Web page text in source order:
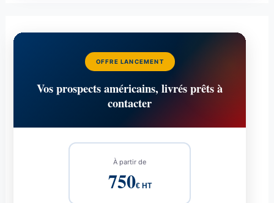
OFFRE LANCEMENT
Vos prospects américains, livrés prêts à
contacter
À partir de
750€ HT